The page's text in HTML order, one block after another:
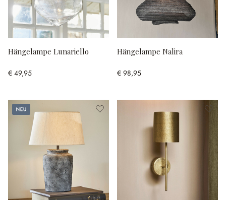
Hängelampe Lunariello
€ 49,95
Hängelampe Nalira
€ 98,95
Neu